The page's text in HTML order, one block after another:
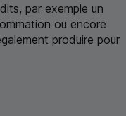
par exemple un
ou encore
produire pour